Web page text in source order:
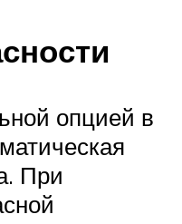
опцией в
При